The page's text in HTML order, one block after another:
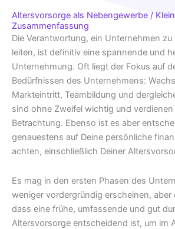
Altersvorsorge als Nebengewerbe /
Zusammenfassung
Die Verantwortung, ein Unternehmen
leiten, ist definitiv eine spannende und
Unternehmung. Oft liegt der Fokus auf
Bedürfnissen des Unternehmens:
Markteintritt, Teambildung und
sind ohne Zweifel wichtig und
Betrachtung. Ebenso ist es aber
genauestens auf Deine persönliche
achten, einschließlich Deiner
Es mag in den ersten Phasen des
weniger vordergründig erscheinen, aber
dass eine frühe, umfassende und gut
Altersvorsorge entscheidend ist, um im